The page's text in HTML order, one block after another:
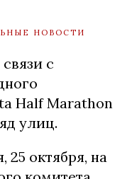
НОВОСТИ
с
Half Marathon
улиц.
25 октября, на